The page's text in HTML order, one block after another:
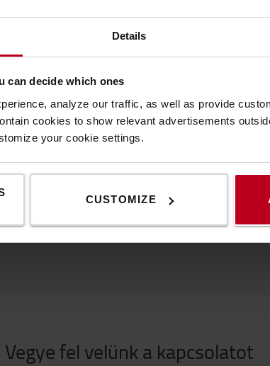
Details
can decide which ones
analyze our traffic, as well as provide
cookies to show relevant advertisements
your cookie settings.
CUSTOMIZE
Népszerű kiegészítők
Vegye fel velünk a kapcsolatot